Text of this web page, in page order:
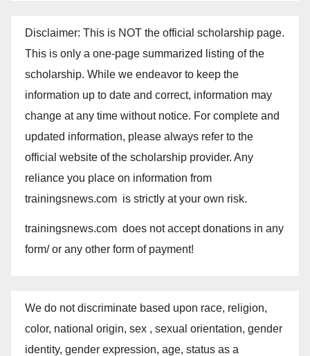
Disclaimer: This is NOT the official scholarship page.
This is only a one-page summarized listing of the
scholarship. While we endeavor to keep the
information up to date and correct, information may
change at any time without notice. For complete and
updated information, please always refer to the
official website of the scholarship provider. Any
reliance you place on information from
trainingsnews.com is strictly at your own risk.
trainingsnews.com does not accept donations in any
form/ or any other form of payment!
We do not discriminate based upon race, religion,
color, national origin, sex , sexual orientation, gender
identity, gender expression, age, status as a